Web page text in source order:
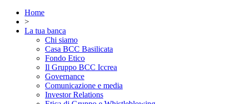
Home
>
La tua banca
Chi siamo
Casa BCC Basilicata
Fondo Etico
Il Gruppo BCC Iccrea
Governance
Comunicazione e media
Investor Relations